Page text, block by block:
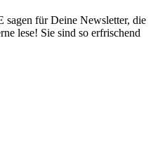
für Deine Newsletter, die
lese! Sie sind so erfrischend